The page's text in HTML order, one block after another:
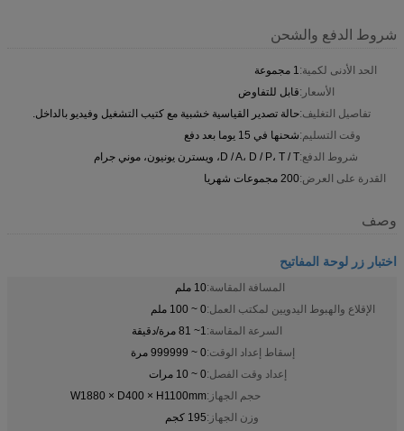
شروط الدفع والشحن
الحد الأدنى لكمية:1 مجموعة
الأسعار:قابل للتفاوض
تفاصيل التغليف:حالة تصدير القياسية خشبية مع كتيب التشغيل وفيديو بالداخل.
وقت التسليم:شحنها في 15 يوما بعد دفع
شروط الدفع:D / A، D / P، T / T، ويسترن يونيون، موني جرام
القدرة على العرض:200 مجموعات شهريا
وصف
اختبار زر لوحة المفاتيح
المسافة المقاسة:10 ملم
الإقلاع والهبوط اليدويين لمكتب العمل:0 ~ 100 ملم
السرعة المقاسة:1~ 81 مرة/دقيقة
إسقاط إعداد الوقت:0 ~ 999999 مرة
إعداد وقت الفصل:0 ~ 10 مرات
حجم الجهاز:W1880 × D400 × H1100mm
وزن الجهاز:195 كجم